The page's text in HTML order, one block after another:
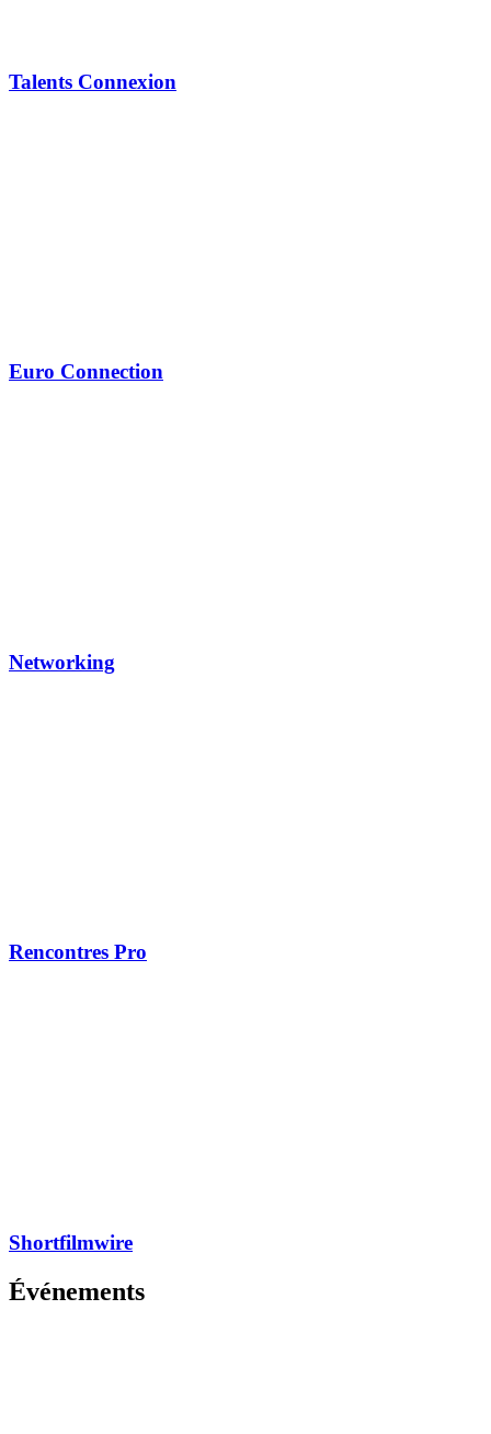
Talents Connexion
Euro Connection
Networking
Rencontres Pro
Shortfilmwire
Événements